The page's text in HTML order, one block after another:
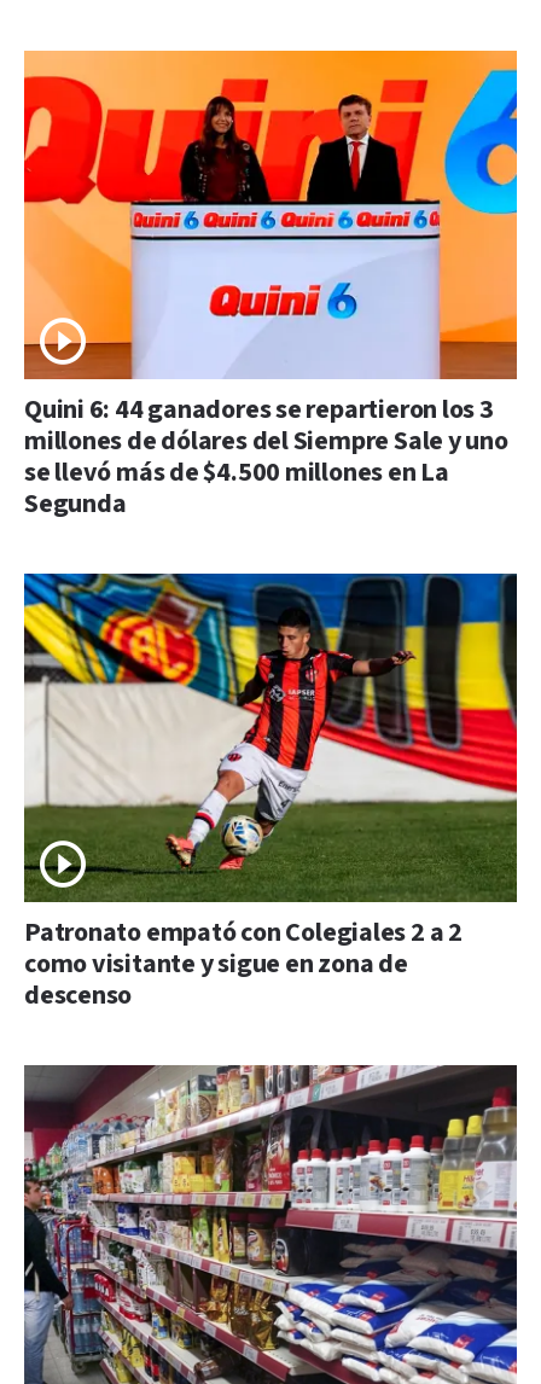
Quini 6: 44 ganadores se repartieron los 3
millones de dólares del Siempre Sale y uno
se llevó más de $4.500 millones en La
Segunda
Patronato empató con Colegiales 2 a 2
como visitante y sigue en zona de
descenso